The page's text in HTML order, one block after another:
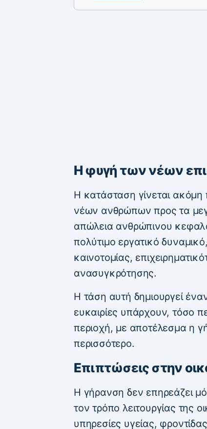
Η φυγή των νέων
Η κατάσταση γίνεται ακόμη
νέων ανθρώπων προς τα
απώλεια ανθρώπινου
πολύτιμο εργατικό
καινοτομίας,
ανασυγκρότησης.
Η τάση αυτή δημιουργεί
ευκαιρίες υπάρχουν, τόσο
περιοχή, με αποτέλεσμα η
περισσότερο.
Επιπτώσεις στην
Η γήρανση δεν επηρεάζει
τον τρόπο λειτουργίας της
υπηρεσίες υγείας,